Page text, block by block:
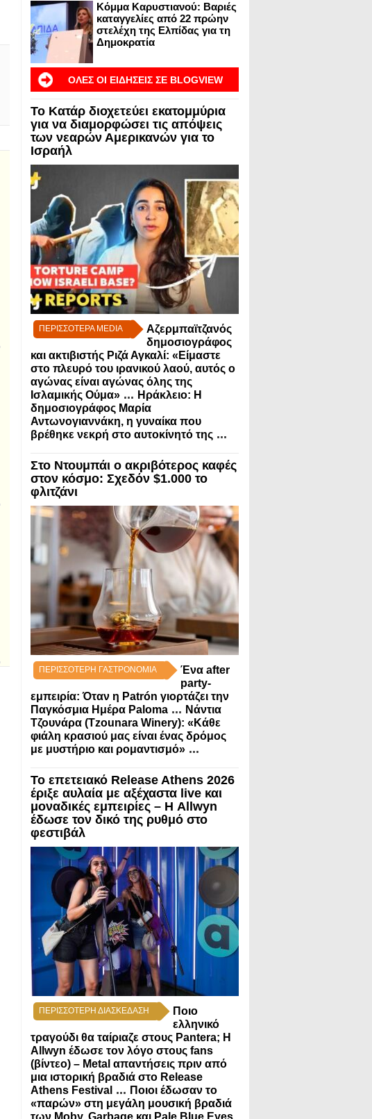
Κόμμα Καρυστιανού: Βαριές
καταγγελίες από 22 πρώην
στελέχη της Ελπίδας για τη
Δημοκρατία
ΟΛΕΣ ΟΙ ΕΙΔΗΣΕΙΣ ΣΕ BLOGVIEW
Το Κατάρ διοχετεύει εκατομμύρια
για να διαμορφώσει τις απόψεις
των νεαρών Αμερικανών για το
Ισραήλ
ΠΕΡΙΣΣΟΤΕΡΑ MEDIA
Αζερμπαϊτζανός
δημοσιογράφος
και ακτιβιστής Ριζά Αγκαλί: «Είμαστε
στο πλευρό του ιρανικού λαού, αυτός ο
αγώνας είναι αγώνας όλης της
Ισλαμικής Ούμα» ... Ηράκλειο: Η
δημοσιογράφος Μαρία
Αντωνογιαννάκη, η γυναίκα που
βρέθηκε νεκρή στο αυτοκίνητό της ...
Στο Ντουμπάι ο ακριβότερος καφές
στον κόσμο: Σχεδόν $1.000 το
φλιτζάνι
ΠΕΡΙΣΣΟΤΕΡΗ ΓΑΣΤΡΟΝΟΜΙΑ
Ένα after
party-
εμπειρία: Όταν η Patrón γιορτάζει την
Παγκόσμια Ημέρα Paloma ... Νάντια
Τζουνάρα (Tzounara Winery): «Κάθε
φιάλη κρασιού μας είναι ένας δρόμος
με μυστήριο και ρομαντισμό» ...
Το επετειακό Release Athens 2026
έριξε αυλαία με αξέχαστα live και
μοναδικές εμπειρίες – Η Allwyn
έδωσε τον δικό της ρυθμό στο
φεστιβάλ
ΠΕΡΙΣΣΟΤΕΡΗ ΔΙΑΣΚΕΔΑΣΗ
Ποιο
ελληνικό
τραγούδι θα ταίριαζε στους Pantera; Η
Allwyn έδωσε τον λόγο στους fans
(βίντεο) – Metal απαντήσεις πριν από
μια ιστορική βραδιά στο Release
Athens Festival ... Ποιοι έδωσαν το
«παρών» στη μεγάλη μουσική βραδιά
των Moby, Garbage και Pale Blue Eyes